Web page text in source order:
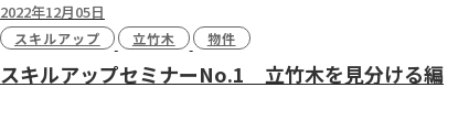
2022年12月05日
スキルアップ 立竹木 物件
スキルアップセミナーNo.1 立竹木を見分ける編